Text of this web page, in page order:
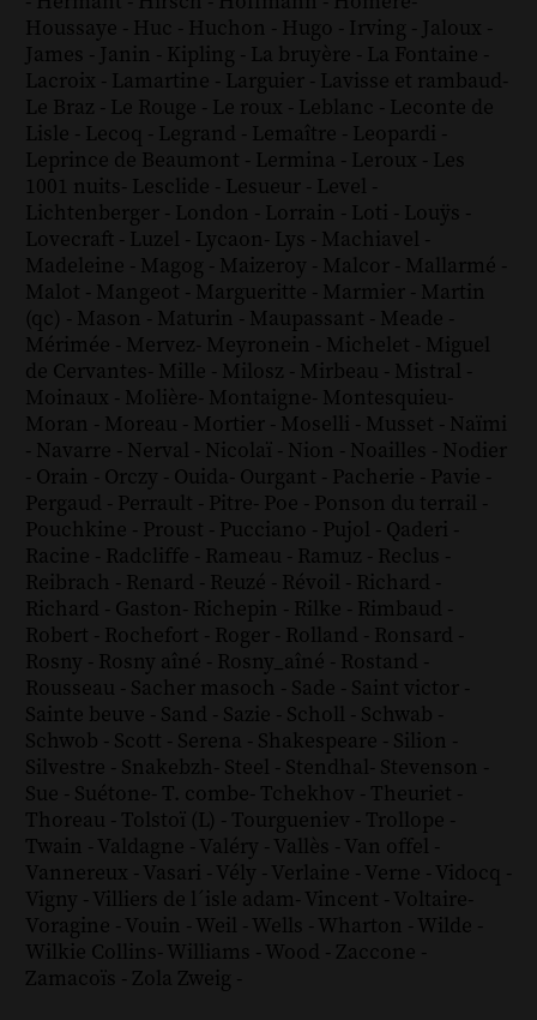
Houssaye - Huc - Huchon - Hugo - Irving - Jaloux -
James - Janin - Kipling - La bruyère - La Fontaine -
Lacroix - Lamartine - Larguier - Lavisse et rambaud-
Le Braz - Le Rouge - Le roux - Leblanc - Leconte de
Lisle - Lecoq - Legrand - Lemaître - Leopardi -
Leprince de Beaumont - Lermina - Leroux - Les
1001 nuits- Lesclide - Lesueur - Level -
Lichtenberger - London - Lorrain - Loti - Louÿs -
Lovecraft - Luzel - Lycaon- Lys - Machiavel -
Madeleine - Magog - Maizeroy - Malcor - Mallarmé -
Malot - Mangeot - Margueritte - Marmier - Martin
(qc) - Mason - Maturin - Maupassant - Meade -
Mérimée - Mervez- Meyronein - Michelet - Miguel
de Cervantes- Mille - Milosz - Mirbeau - Mistral -
Moinaux - Molière- Montaigne- Montesquieu-
Moran - Moreau - Mortier - Moselli - Musset - Naïmi
- Navarre - Nerval - Nicolaï - Nion - Noailles - Nodier
- Orain - Orczy - Ouida- Ourgant - Pacherie - Pavie -
Pergaud - Perrault - Pitre- Poe - Ponson du terrail -
Pouchkine - Proust - Pucciano - Pujol - Qaderi -
Racine - Radcliffe - Rameau - Ramuz - Reclus -
Reibrach - Renard - Reuzé - Révoil - Richard -
Richard - Gaston- Richepin - Rilke - Rimbaud -
Robert - Rochefort - Roger - Rolland - Ronsard -
Rosny - Rosny aîné - Rosny_aîné - Rostand -
Rousseau - Sacher masoch - Sade - Saint victor -
Sainte beuve - Sand - Sazie - Scholl - Schwab -
Schwob - Scott - Serena - Shakespeare - Silion -
Silvestre - Snakebzh- Steel - Stendhal- Stevenson -
Sue - Suétone- T. combe- Tchekhov - Theuriet -
Thoreau - Tolstoï (L) - Tourgueniev - Trollope -
Twain - Valdagne - Valéry - Vallès - Van offel -
Vannereux - Vasari - Vély - Verlaine - Verne - Vidocq -
Vigny - Villiers de l´isle adam- Vincent - Voltaire-
Voragine - Vouin - Weil - Wells - Wharton - Wilde -
Wilkie Collins- Williams - Wood - Zaccone -
Zamacoïs - Zola Zweig -